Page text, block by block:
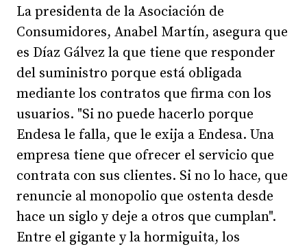
La presidenta de la Asociación de
Consumidores, Anabel Martín, asegura que
es Díaz Gálvez la que tiene que responder
del suministro porque está obligada
mediante los contratos que firma con los
usuarios. "Si no puede hacerlo porque
Endesa le falla, que le exija a Endesa. Una
empresa tiene que ofrecer el servicio que
contrata con sus clientes. Si no lo hace, que
renuncie al monopolio que ostenta desde
hace un siglo y deje a otros que cumplan".
Entre el gigante y la hormiguita, los